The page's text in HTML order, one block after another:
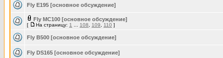
Fly E195 [основное обсуждение]
Fly MC100 [основное обсуждение]
[ На страницу: 1 108 109 110 ]
Fly B500 [основное обсуждение]
Fly DS165 [основное обсуждение]